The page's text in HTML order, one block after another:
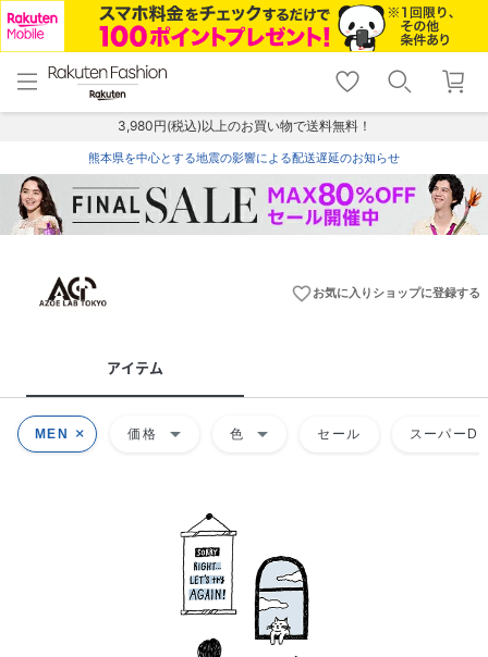
menu home
トップ
shopping_cart lock_outline
ログイン
3,980円(税込)以上のお買い物で送料無料！
熊本県を中心とする地震の影響による配送遅延のお知らせ
favorite_borderお気に入りショップに登録する
アイテム
MEN 価格 arrow_drop_down 色 arrow_drop_down セール スーパー